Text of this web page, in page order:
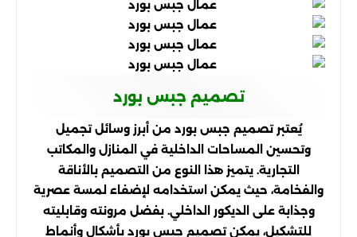
تصميم جبس بورد
يُعتبر تصميم جبس بورد من أبرز وسائل تجميل
وتحسين المساحات الداخلية في المنازل والمكاتب
التجارية. يتميز هذا النوع من التصميم بالأناقة
والفخامة، حيث يمكن استخدامه لإضفاء لمسة عصرية
وجذابة على الديكور الداخلي. بفضل مرونته وقابليته
للتشكيل، يمكن تصميم جبس بورد بأشكال وأنماط